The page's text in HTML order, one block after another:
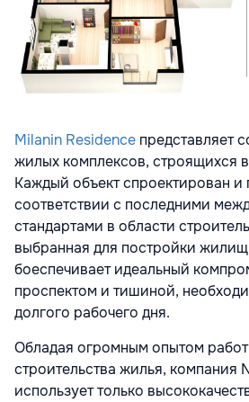
Milanin Residence представляет
жилых комплексов, строящихся
Каждый объект спроектирован и
соответствии с последними
стандартами в области
выбранная для постройки
боеспечивает идеальный
проспектом и тишиной,
долгого рабочего дня.
Обладая огромным опытом
строительства жилья, компания
использует только